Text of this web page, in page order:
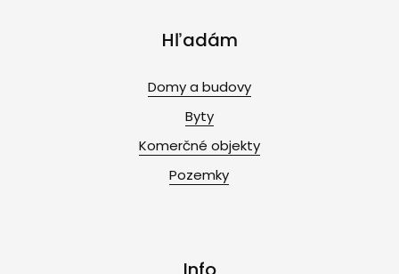
Hľadám
Domy a budovy
Byty
Komerčné objekty
Pozemky